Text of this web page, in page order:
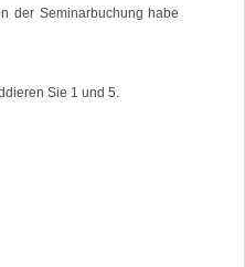
der Seminarbuchung habe
Sie 1 und 5.